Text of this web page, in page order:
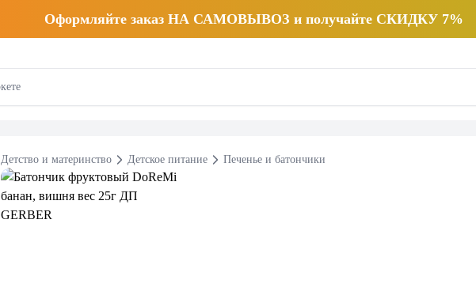
Оформляйте заказ НА САМОВЫВОЗ и получайте СКИДКУ 7%
Детство и материнство Детское питание Печенье и батончики